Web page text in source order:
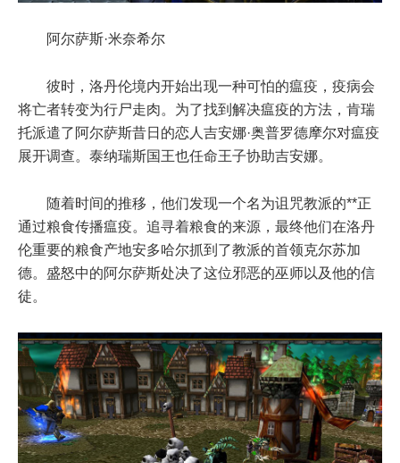
阿尔萨斯·米奈希尔
彼时，洛丹伦境内开始出现一种可怕的瘟疫，疫病会
将亡者转变为行尸走肉。为了找到解决瘟疫的方法，肯瑞
托派遣了阿尔萨斯昔日的恋人吉安娜·奥普罗德摩尔对瘟疫
展开调查。泰纳瑞斯国王也任命王子协助吉安娜。
随着时间的推移，他们发现一个名为诅咒教派的**正
通过粮食传播瘟疫。追寻着粮食的来源，最终他们在洛丹
伦重要的粮食产地安多哈尔抓到了教派的首领克尔苏加
德。盛怒中的阿尔萨斯处决了这位邪恶的巫师以及他的信
徒。